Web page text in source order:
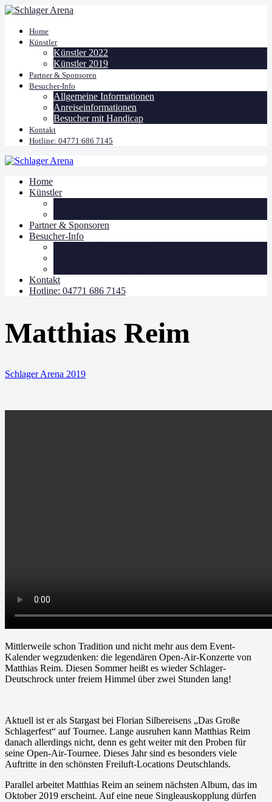
Home
Künstler
Künstler 2022
Künstler 2019
Partner & Sponsoren
Besucher-Info
Allgemeine Informationen
Anreiseinformationen
Besucher mit Handicap
Kontakt
Hotline: 04771 686 7145
Home
Künstler
Partner & Sponsoren
Besucher-Info
Kontakt
Hotline: 04771 686 7145
Matthias Reim
Schlager Arena 2019
Mittlerweile schon Tradition und nicht mehr aus dem Event-
Kalender wegzudenken: die legendären Open-Air-Konzerte von
Matthias Reim. Diesen Sommer heißt es wieder Schlager-
Deutschrock unter freiem Himmel über zwei Stunden lang!
Aktuell ist er als Stargast bei Florian Silbereisens „Das Große
Schlagerfest“ auf Tournee. Lange ausruhen kann Matthias Reim
danach allerdings nicht, denn es geht weiter mit den Proben für
seine Open-Air-Tournee. Dieses Jahr sind es besonders viele
Auftritte in den schönsten Freiluft-Locations Deutschlands.
Parallel arbeitet Matthias Reim an seinem nächsten Album, das im
Oktober 2019 erscheint. Auf eine neue Singleauskopplung dürfen